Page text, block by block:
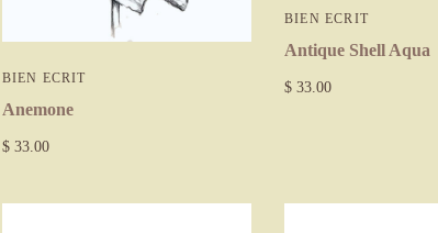
BIEN ECRIT
Anemone
$ 33.00
BIEN ECRIT
Antique Shell Aqua
$ 33.00